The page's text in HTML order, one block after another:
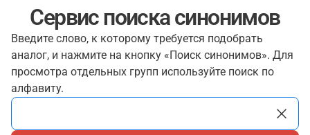
Сервис поиска синонимов
Введите слово, к которому требуется подобрать
аналог, и нажмите на кнопку «Поиск синонимов». Для
просмотра отдельных групп используйте поиск по
алфавиту.